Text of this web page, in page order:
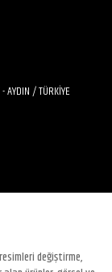
/ TÜRKİYE
değiştirme,